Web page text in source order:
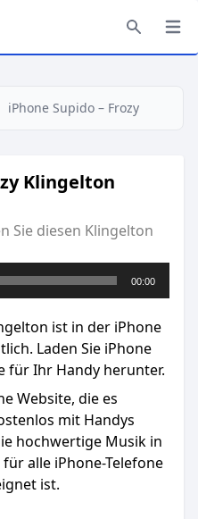
iPhone Supido – Frozy
Klingelton
Sie diesen Klingelton
00:00
ist in der iPhone
Laden Sie iPhone
für Ihr Handy herunter.
Website, die es
mit Handys
hochwertige Musik in
alle iPhone-Telefone
ist.